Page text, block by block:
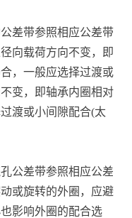
差带参照相应公差带
向载荷方向不变，即
，一般应选择过渡或
变，即轴承内圈相对
渡或小间隙配合(太
公差带参照相应公差
或旋转的外圈，应避
影响外圈的配合选